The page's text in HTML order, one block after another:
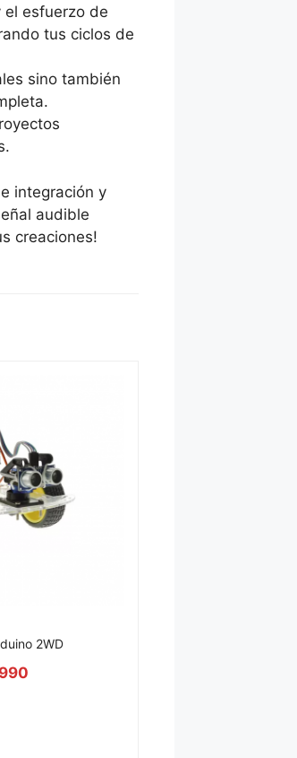
esfuerzo de
tus ciclos de
sino también
integración y
audible
creaciones!
2WD